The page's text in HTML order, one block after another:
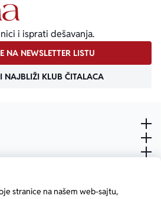
stranice na našem web-sajtu,
i isprati dešavanja.
NA NEWSLETTER LISTU
NAJBLIŽI KLUB ČITALACA